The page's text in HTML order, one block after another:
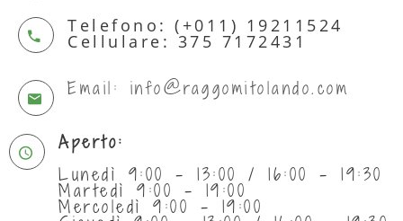
Telefono: (+011) 19211524
Cellulare: 375 7172431
Email: info@raggomitolando.com
Aperto:
Lunedì 9:00 - 13:00 / 16:00 - 19:30
Martedì 9:00 - 19:00
Mercoledì 9:00 - 19:00